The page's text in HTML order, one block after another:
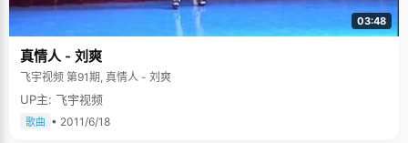
03:48
真情人 - 刘爽
飞宇视频 第91期, 真情人 - 刘爽
UP主: 飞宇视频
歌曲 • 2011/6/18